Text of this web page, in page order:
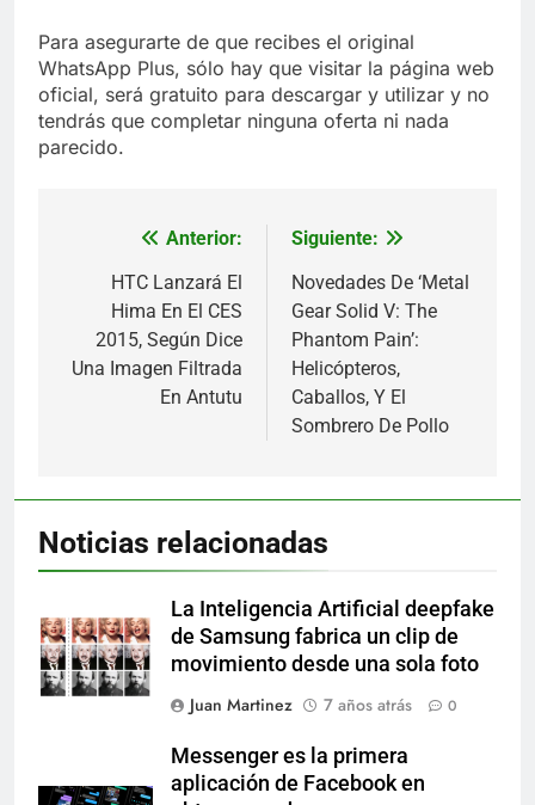
Para asegurarte de que recibes el original
WhatsApp Plus, sólo hay que visitar la página web
oficial, será gratuito para descargar y utilizar y no
tendrás que completar ninguna oferta ni nada
parecido.
Navegación
entradas
Anterior:
HTC Lanzará El
Hima En El CES
2015, Según Dice
Una Imagen Filtrada
En Antutu
Siguiente:
Novedades De ‘Metal
Gear Solid V: The
Phantom Pain’:
Helicópteros,
Caballos, Y El
Sombrero De Pollo
Noticias relacionadas
La Inteligencia Artificial deepfake
de Samsung fabrica un clip de
movimiento desde una sola foto
Juan Martinez
7 años atrás 0
Messenger es la primera
aplicación de Facebook en